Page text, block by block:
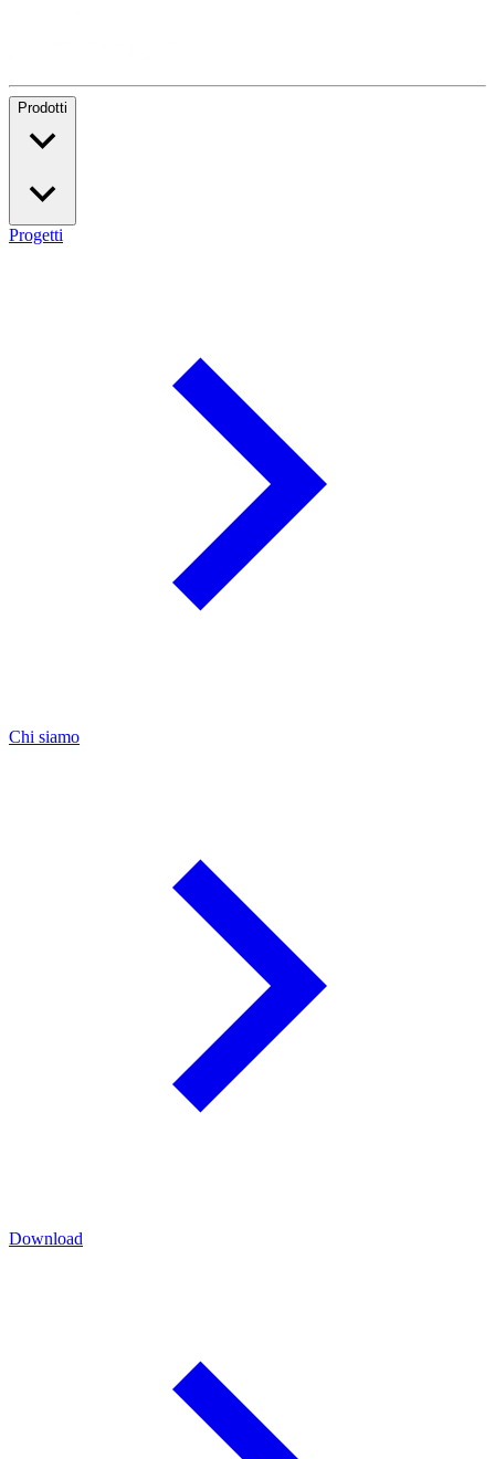
Prodotti
Progetti
Chi siamo
Download